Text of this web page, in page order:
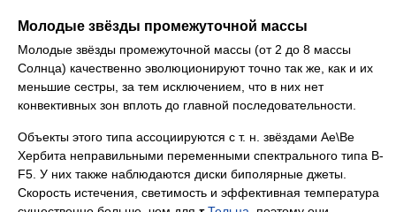
Молодые звёзды промежуточной массы
Молодые звёзды промежуточной массы (от 2 до 8 массы
Солнца) качественно эволюционируют точно так же, как и их
меньшие сестры, за тем исключением, что в них нет
конвективных зон вплоть до главной последовательности.
Объекты этого типа ассоциируются с т. н. звёздами Ae\Be
Хербита неправильными переменными спектрального типа B-
F5. У них также наблюдаются диски биполярные джеты.
Скорость истечения, светимость и эффективная температура